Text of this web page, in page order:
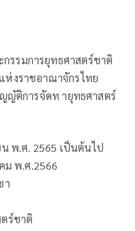
รรมการยุทธศาสตร์ชาติ
ห่งราชอาณาจักรไทย
ญัติการจัดท ายุทธศาสตร์
พ.ศ. 2565 เป็นต้นไป
ม พ.ศ.2566
า
ร์ชาติ